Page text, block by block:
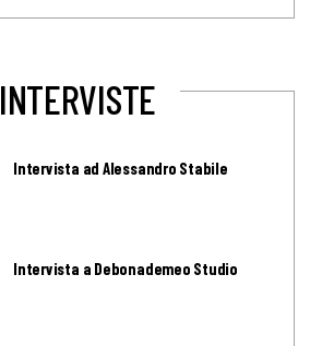
INTERVISTE
Intervista ad Alessandro Stabile
Intervista a Debonademeo Studio